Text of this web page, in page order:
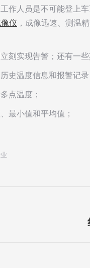
作人员是不可能登上
仪 ，成像迅速、测温
刻实现告警；还有一
温度信息和报警记
点温度；
最小值和平均值；